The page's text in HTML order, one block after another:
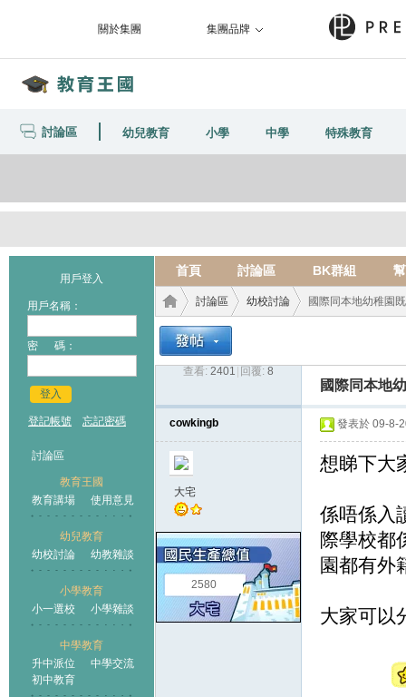
關於集團 集團品牌
討論區 幼兒教育 小學 中學 特殊教育
用戶登入
用戶名稱：
密 碼：
登入
登記帳號 忘記密碼
討論區
教育王國
教育講場
使用意見
幼兒教育
幼校討論
幼教雜談
小學教育
小一選校
小學雜談
中學教育
升中派位
中學交流
初中教育
首頁 討論區 BK群組
王國
討論區
›
幼校討論 國際同本地幼稚園
查看: 2401 回覆: 8
國際同本地
cowkingb
大宅
2580
發表於 09-8-
想睇下大
係唔係入
際學校都
園都有外
大家可以